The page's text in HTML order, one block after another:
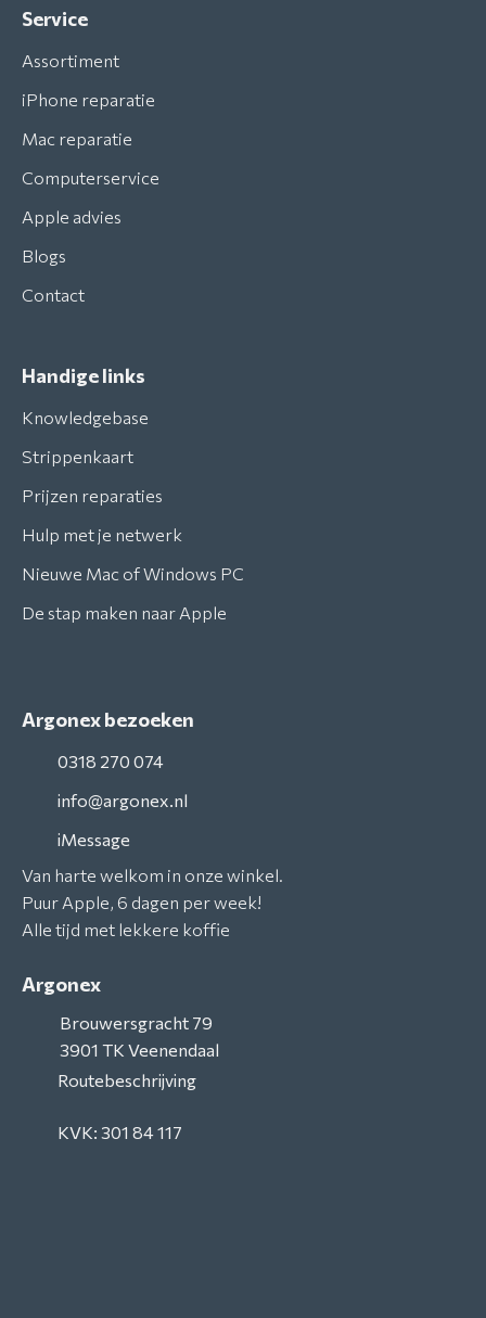
Service
Assortiment
iPhone reparatie
Mac reparatie
Computerservice
Apple advies
Blogs
Contact
Handige links
Knowledgebase
Strippenkaart
Prijzen reparaties
Hulp met je netwerk
Nieuwe Mac of Windows PC
De stap maken naar Apple
Argonex bezoeken
0318 270 074
info@argonex.nl
iMessage
Van harte welkom in onze winkel.
Puur Apple, 6 dagen per week!
Alle tijd met lekkere koffie
Argonex
Brouwersgracht 79
3901 TK Veenendaal
Routebeschrijving
KVK: 301 84 117